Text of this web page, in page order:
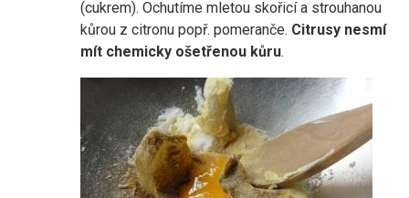
(cukrem). Ochutíme mletou skořicí a strouhanou
kůrou z citronu popř. pomeranče. Citrusy nesmí
mít chemicky ošetřenou kůru.